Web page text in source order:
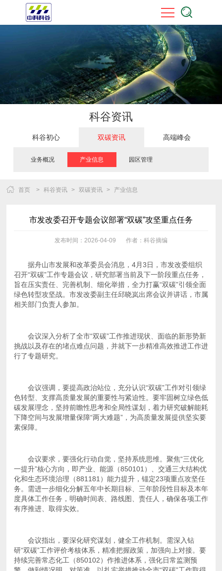
科谷资讯
科谷初心 双碳资讯 高端峰会
业务概况 产业信息 园区管理
首页 > 科谷资讯 > 双碳资讯 > 产业信息
市发改委召开专题会议部署“双碳”攻坚重点任务
发布时间：2026-04-09 作者：科谷摘编
相关部门负责人参加。
行了专题研究。
素保障。
一提升”核心方向，即产业、 能源（850101）
化和生态环境治理（881181）
有序推进、取得实效。
持续完善常态化工（850102）